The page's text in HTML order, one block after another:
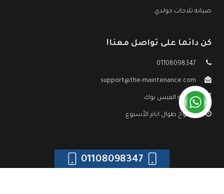
صيانة ثلاجات جولدي
كن دائما على تواصل معنا!
01108098347
support@the-maintenance.com
صفحة الفيس بوك
مفتوح طوال ايام الأسبوع
01108098347